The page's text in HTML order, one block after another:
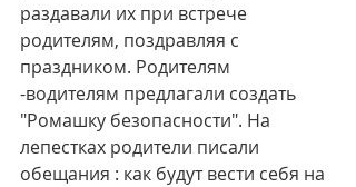
раздавали их при встрече
родителям, поздравляя с
праздником. Родителям
-водителям предлагали создать
"Ромашку безопасности". На
лепестках родители писали
обещания : как будут вести себя на